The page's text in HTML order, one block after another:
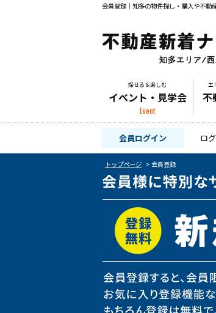
会員登録｜知多の物件探し・購入や不動
探せる＆楽しむ
イベント・見学会
Event
エ
不
会員ログイン
ロ
トップページ > 会員登録